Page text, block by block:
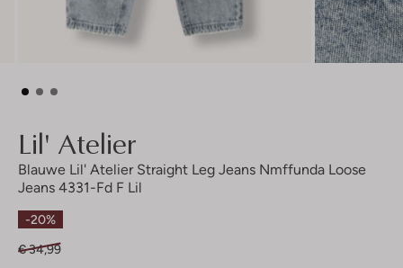
Lil' Atelier
Blauwe Lil' Atelier Straight Leg Jeans Nmffunda Loose
Jeans 4331-Fd F Lil
-20%
€ 34,99